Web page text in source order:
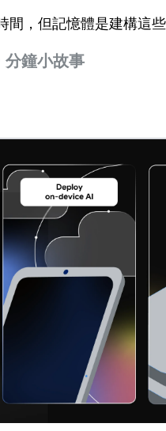
間，但記憶體是建構這
鐘小故事